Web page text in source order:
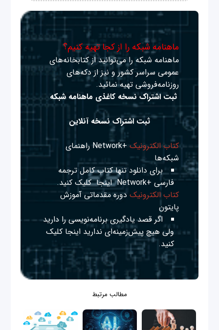
ماهنامه شبکه را از کجا تهیه کنیم؟
ماهنامه شبکه را می‌توانید از کتابخانه‌های
عمومی سراسر کشور و نیز از دکه‌های
روزنامه‌فروشی تهیه نمائید.
ثبت اشتراک نسخه کاغذی ماهنامه شبکه
ثبت اشتراک نسخه آنلاین
کتاب الکترونیک
+Network راهنمای
شبکه‌ها
برای دانلود تنها کتاب کامل ترجمه
فارسی +Network
اینجا کلیک کنید.
کتاب الکترونیک دوره مقدماتی آموزش
پایتون
اگر قصد یادگیری برنامه‌نویسی را دارید
ولی هیچ پیش‌زمینه‌ای نداریداینجا کلیک
کنید.
مطالب مرتبط